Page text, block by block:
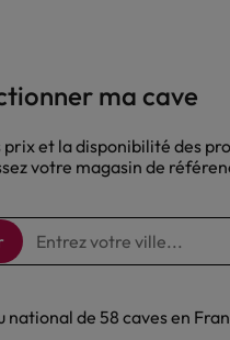
POUR LA SANTÉ, À CONSOMMER
ma cave
et la disponibilité des
votre magasin de
national de 58 caves en